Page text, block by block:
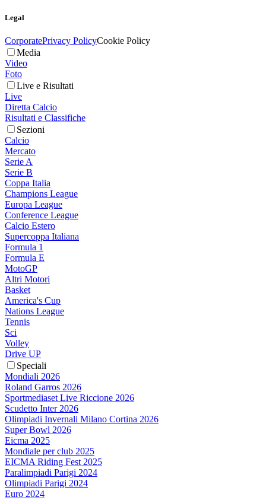
Legal
CorporatePrivacy PolicyCookie Policy
Media
Video
Foto
Live e Risultati
Live
Diretta Calcio
Risultati e Classifiche
Sezioni
Calcio
Mercato
Serie A
Serie B
Coppa Italia
Champions League
Europa League
Conference League
Calcio Estero
Supercoppa Italiana
Formula 1
Formula E
MotoGP
Altri Motori
Basket
America's Cup
Nations League
Tennis
Sci
Volley
Drive UP
Speciali
Mondiali 2026
Roland Garros 2026
Sportmediaset Live Riccione 2026
Scudetto Inter 2026
Olimpiadi Invernali Milano Cortina 2026
Super Bowl 2026
Eicma 2025
Mondiale per club 2025
EICMA Riding Fest 2025
Paralimpiadi Parigi 2024
Olimpiadi Parigi 2024
Euro 2024